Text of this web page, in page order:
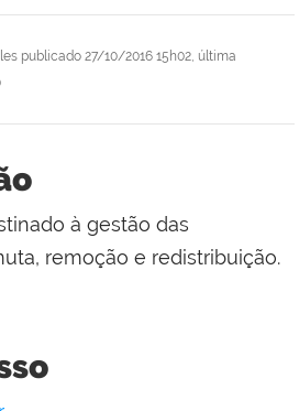
publicado 27/10/2016 15h02, última
à gestão das
remoção e redistribuição.